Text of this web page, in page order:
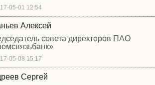
05-01 12:54
Алексей
совета директоров ПАО
05-08 15:17
Сергей